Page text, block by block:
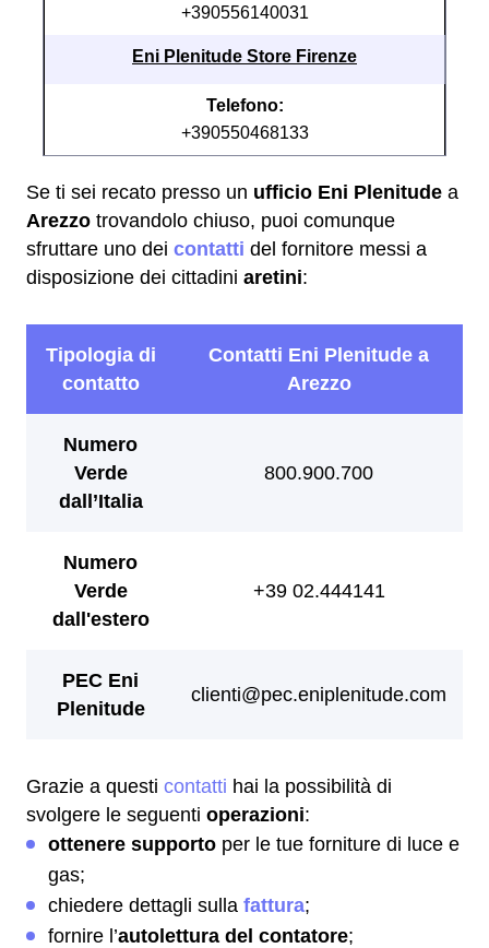
+390556140031
Eni Plenitude Store Firenze
Telefono:
+390550468133
Se ti sei recato presso un ufficio Eni Plenitude a
Arezzo trovandolo chiuso, puoi comunque
sfruttare uno dei contatti del fornitore messi a
disposizione dei cittadini aretini:
Grazie a questi contatti hai la possibilità di
svolgere le seguenti operazioni:
ottenere supporto per le tue forniture di luce e
gas;
chiedere dettagli sulla fattura;
fornire l’autolettura del contatore;